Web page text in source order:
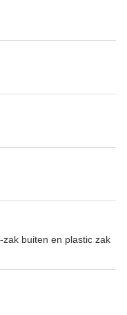
buiten en plastic zak